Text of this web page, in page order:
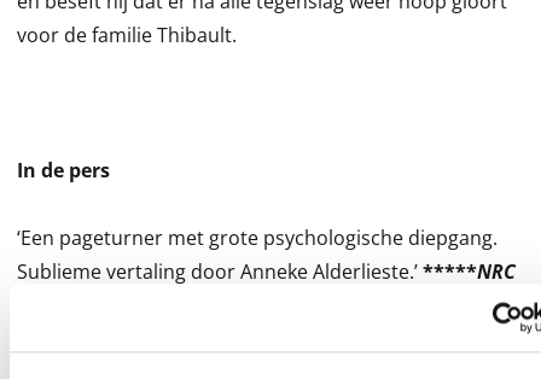
voor de familie Thibault.
In de pers
‘Een pageturner met grote psychologische diepgang.
Sublieme vertaling door Anneke Alderlieste.’*****NRC